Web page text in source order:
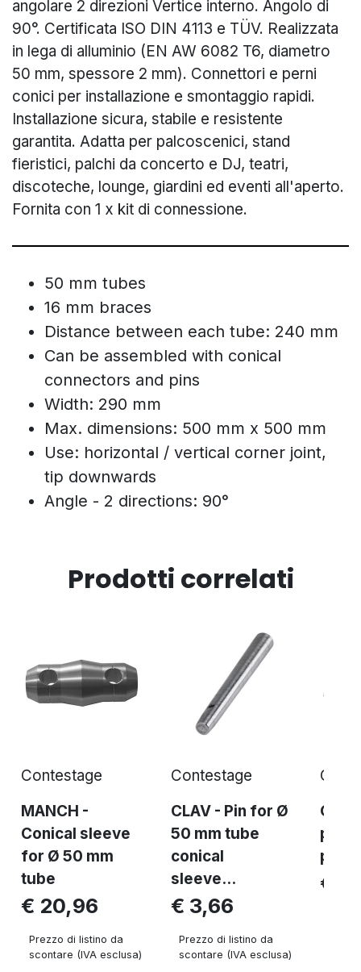
angolare 2 direzioni Vertice interno. Angolo di
90°. Certificata ISO DIN 4113 e TÜV. Realizzata
in lega di alluminio (EN AW 6082 T6, diametro
50 mm, spessore 2 mm). Connettori e perni
conici per installazione e smontaggio rapidi.
Installazione sicura, stabile e resistente
garantita. Adatta per palcoscenici, stand
fieristici, palchi da concerto e DJ, teatri,
discoteche, lounge, giardini ed eventi all'aperto.
Fornita con 1 x kit di connessione.
50 mm tubes
16 mm braces
Distance between each tube: 240 mm
Can be assembled with conical
connectors and pins
Width: 290 mm
Max. dimensions: 500 mm x 500 mm
Use: horizontal / vertical corner joint,
tip downwards
Angle - 2 directions: 90°
Prodotti correlati
Contestage
MANCH -
Conical sleeve
for Ø 50 mm
tube
€ 20,96
Prezzo di listino da
scontare (IVA esclusa)
Contestage
CLAV - Pin for Ø
50 mm tube
conical
sleeve...
€ 3,66
Prezzo di listino da
scontare (IVA esclusa)
pin -
piece
€